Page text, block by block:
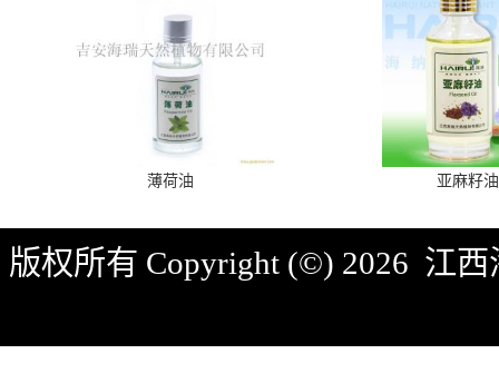
薄荷油 亚麻籽
版权所有 Copyright (©) 2026 江西